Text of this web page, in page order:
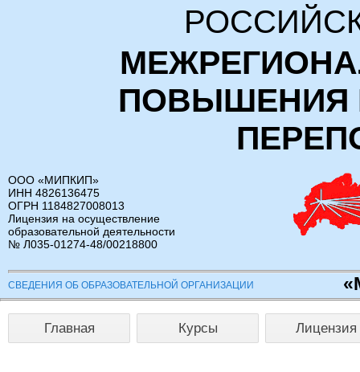
ПОВЫШЕНИЯ
ООО «МИПКИП»
ИНН 4826136475
ОГРН 1184827008013
Лицензия на осуществление
образовательной деятельности
№ Л035-01274-48/00218800
СВЕДЕНИЯ ОБ ОБРАЗОВАТЕЛЬНОЙ ОРГАНИЗАЦИИ
Главная Курсы Лицензия